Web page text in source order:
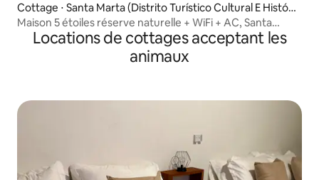
Cottage ⋅ Santa Marta (Distrito Turístico Cultural E Históri
co)
Maison 5 étoiles réserve naturelle + WiFi + AC, Santa
Marta
Locations de cottages acceptant les
animaux